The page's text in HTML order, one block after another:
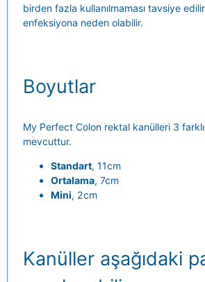
birden fazla kullanılmaması tavsiye
enfeksiyona neden olabilir.
Boyutlar
My Perfect Colon rektal kanülleri 3
mevcuttur.
Standart, 11cm
Ortalama, 7cm
Mini, 2cm
Kanüller aşağıdaki